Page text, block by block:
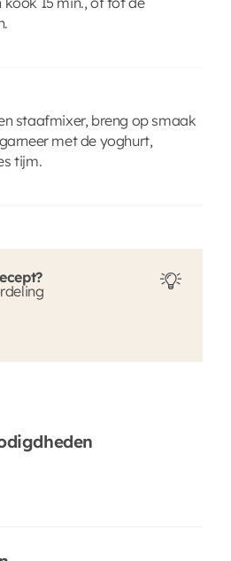
staafmixer, breng op smaak
met de yoghurt,
tijm.